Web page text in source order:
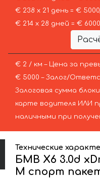
€ 238 х 21 день = €
€ 214 х 28 дней = €
€ 2 / км – Цена за
€ 5000 – Залог/
Залоговая сумма
карте водителя ИЛИ
наличными при
Технические
БМВ X6 3.0d
M спорт